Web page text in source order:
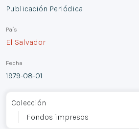
Publicación Periódica
País
El Salvador
Fecha
1979-08-01
Colección
Fondos impresos